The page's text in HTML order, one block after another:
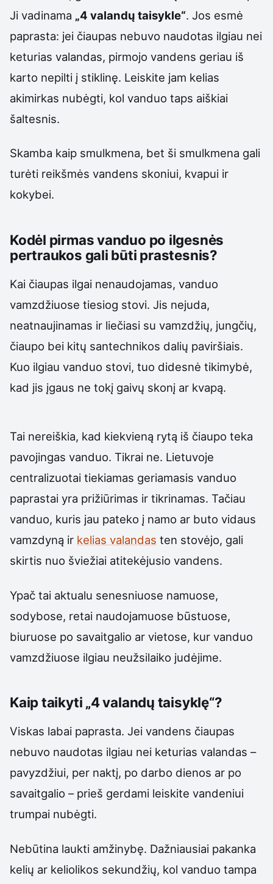
Ji vadinama „4 valandų taisykle“. Jos esmė
paprasta: jei čiaupas nebuvo naudotas ilgiau nei
keturias valandas, pirmojo vandens geriau iš
karto nepilti į stiklinę. Leiskite jam kelias
akimirkas nubėgti, kol vanduo taps aiškiai
šaltesnis.
Skamba kaip smulkmena, bet ši smulkmena gali
turėti reikšmės vandens skoniui, kvapui ir
kokybei.
Kodėl pirmas vanduo po ilgesnės
pertraukos gali būti prastesnis?
Kai čiaupas ilgai nenaudojamas, vanduo
vamzdžiuose tiesiog stovi. Jis nejuda,
neatnaujinamas ir liečiasi su vamzdžių, jungčių,
čiaupo bei kitų santechnikos dalių paviršiais.
Kuo ilgiau vanduo stovi, tuo didesnė tikimybė,
kad jis įgaus ne tokį gaivų skonį ar kvapą.
Tai nereiškia, kad kiekvieną rytą iš čiaupo teka
pavojingas vanduo. Tikrai ne. Lietuvoje
centralizuotai tiekiamas geriamasis vanduo
paprastai yra prižiūrimas ir tikrinamas. Tačiau
vanduo, kuris jau pateko į namo ar buto vidaus
vamzdyną ir kelias valandas ten stovėjo, gali
skirtis nuo šviežiai atitekėjusio vandens.
Ypač tai aktualu senesniuose namuose,
sodybose, retai naudojamuose būstuose,
biuruose po savaitgalio ar vietose, kur vanduo
vamzdžiuose ilgiau neužsilaiko judėjime.
Kaip taikyti „4 valandų taisyklę“?
Viskas labai paprasta. Jei vandens čiaupas
nebuvo naudotas ilgiau nei keturias valandas –
pavyzdžiui, per naktį, po darbo dienos ar po
savaitgalio – prieš gerdami leiskite vandeniui
trumpai nubėgti.
Nebūtina laukti amžinybę. Dažniausiai pakanka
kelių ar keliolikos sekundžių, kol vanduo tampa